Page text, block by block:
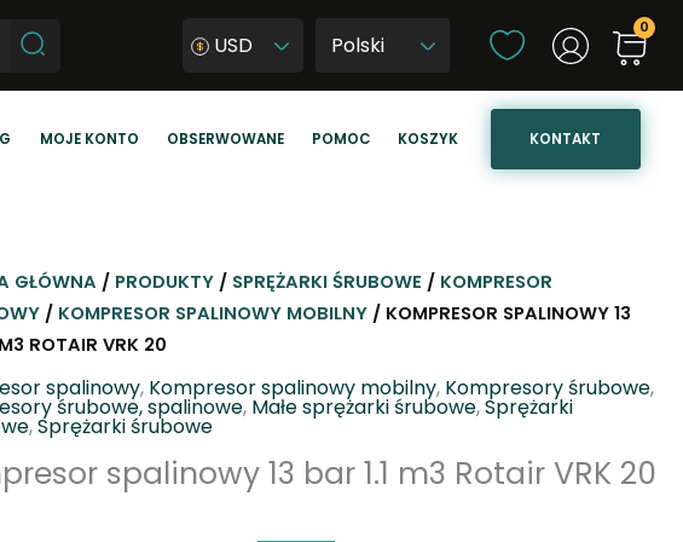
USD
e
ę
z
y
j
ę
k
t
MOJE KONTO OBSERWOWANE POMOC KOSZYK KONTAKT
GŁÓWNA / PRODUKTY / SPRĘŻARKI ŚRUBOWE / KOMPRESOR
/ KOMPRESOR SPALINOWY MOBILNY / KOMPRESOR SPALINOWY 13
ROTAIR VRK 20
spalinowy, Kompresor spalinowy mobilny, Kompresory śrubowe,
śrubowe, spalinowe, Małe sprężarki śrubowe,Sprężarki
,Sprężarki śrubowe
spalinowy 13 bar 1.1 m3 Rotair VRK 20